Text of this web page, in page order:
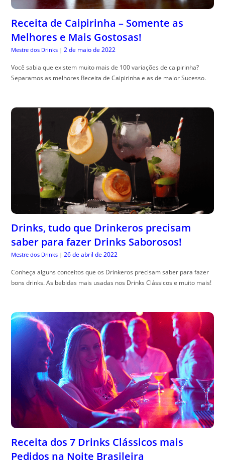
Receita de Caipirinha – Somente as
Melhores e Mais Gostosas!
Mestre dos Drinks | 2 de maio de 2022
Você sabia que existem muito mais de 100 variações de caipirinha?
Separamos as melhores Receita de Caipirinha e as de maior Sucesso.
Drinks, tudo que Drinkeros precisam
saber para fazer Drinks Saborosos!
Mestre dos Drinks | 26 de abril de 2022
Conheça alguns conceitos que os Drinkeros precisam saber para fazer
bons drinks. As bebidas mais usadas nos Drinks Clássicos e muito mais!
Receita dos 7 Drinks Clássicos mais
Pedidos na Noite Brasileira